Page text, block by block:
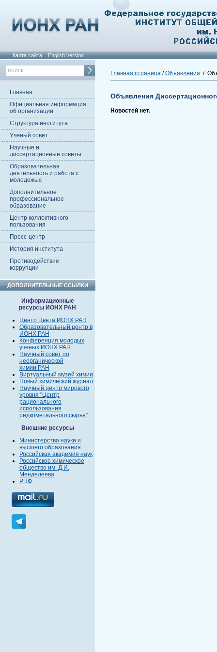
Карта сайта English version
Главная
Официальная информация
об организации
Структура института
Ученый совет
Научные и
диссертационные советы
Образовательная
деятельность и работа с
молодежью
Дополнительное
профессиональное
образование
Центр коллективного
пользования
Пресс-центр
История института
Противодействие
коррупции
ДОПОЛНИТЕЛЬНЫЕ ССЫЛКИ
Информационные
ресурсы ИОНХ РАН
Центр Цвета ИОНХ РАН
Образовательный центр в
ИОНХ РАН
Конференция молодых
ученых ИОНХ РАН
Научный совет по
неорганической
химии РАН
Виртуальный музей химии
Новый химический журнал
Научный центр мирового
уровня "Центр
рационального
использования
редкометального сырья"
Внешние ресурсы
Министерство науки и
высшего образования
Российская академия наук
Российское химическое
общество им. Д.И.
Менделеева
РНФ
Главная страница /Объявления /
Объявления
Новостей нет.